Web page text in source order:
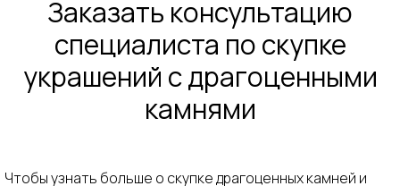
Заказать консультацию
специалиста по скупке
украшений с драгоценными
камнями
Чтобы узнать больше о скупке драгоценных камней и
Скупка золота
Скупка палладия
Скупка лома
Скупка CCСР
Скупка бриллиантов